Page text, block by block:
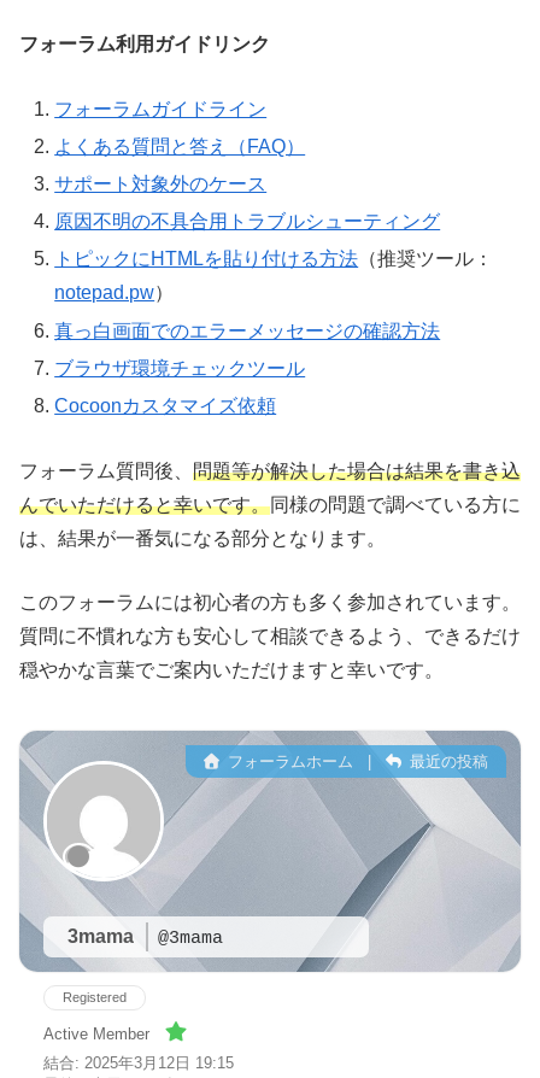
フォーラム利用ガイドリンク
フォーラムガイドライン
よくある質問と答え（FAQ）
サポート対象外のケース
原因不明の不具合用トラブルシューティング
トピックにHTMLを貼り付ける方法 （推奨ツール：
notepad.pw）
真っ白画面でのエラーメッセージの確認方法
ブラウザ環境チェックツール
Cocoonカスタマイズ依頼
フォーラム質問後、 問題等が解決した場合は結果を書き込
んでいただけると幸いです。同様の問題で調べている方に
は、結果が一番気になる部分となります。
このフォーラムには初心者の方も多く参加されています。
質問に不慣れな方も安心して相談できるよう、できるだけ
穏やかな言葉でご案内いただけますと幸いです。
3mama @3mama
フォーラムホーム | 最近の投稿
Registered
Active Member
結合: 2025年3月12日 19:15